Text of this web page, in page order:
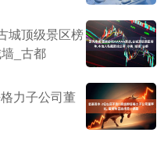
城顶级景区榜
_古都
力子公司董